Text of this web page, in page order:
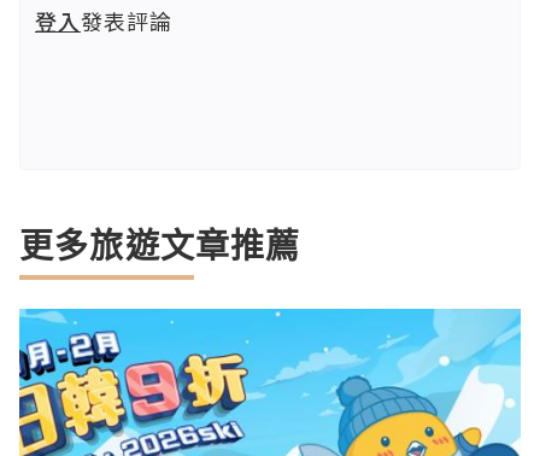
登入發表評論
更多旅遊文章推薦